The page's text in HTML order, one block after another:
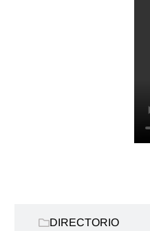
DIRECTORIO